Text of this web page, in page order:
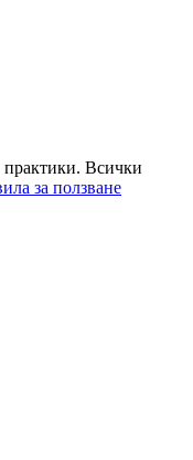
практики. Всички
за ползване